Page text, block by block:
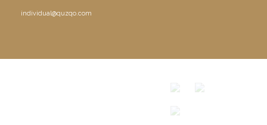
individual@quzqo.com